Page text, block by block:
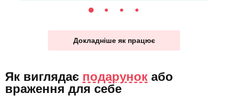
Докладніше як працює
Як виглядає подарунок або
враження для себе